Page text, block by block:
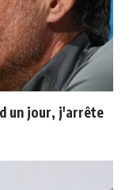
un jour, j'arrête